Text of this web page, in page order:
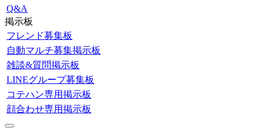
Q&A
掲示板
フレンド募集板
自動マルチ募集掲示板
雑談&質問掲示板
LINEグループ募集板
コテハン専用掲示板
顔合わせ専用掲示板